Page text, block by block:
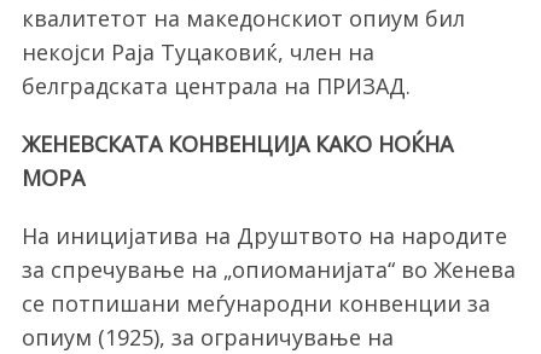
квалитетот на македонскиот опиум бил
некојси Раја Туцаковиќ, член на
белградската централа на ПРИЗАД.
ЖЕНЕВСКАТА КОНВЕНЦИЈА КАКО НОЌНА
МОРА
На иницијатива на Друштвото на народите
за спречување на „опиоманијата“ во Женева
се потпишани меѓународни конвенции за
опиум (1925), за ограничување на